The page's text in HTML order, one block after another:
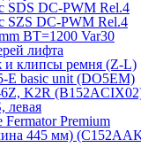
SDS DC-PWM Rel.4
SZS DC-PWM Rel.4
BT=1200 Var30
лифта
и клипсы ремня (Z-L)
E basic unit (DO5EM)
6Z, K2R
левая
Premium
445 мм)